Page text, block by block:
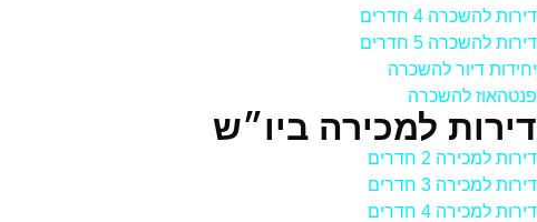
דירות להשכרה 4 חדרים
דירות להשכרה 5 חדרים
יחידות דיור להשכרה
פנטהאוז להשכרה
דירות למכירה ביו״ש
דירות למכירה 2 חדרים
דירות למכירה 3 חדרים
דירות למכירה 4 חדרים